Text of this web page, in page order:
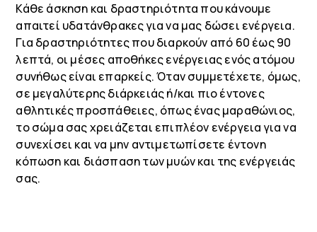
Κάθε άσκηση και δραστηριότητα που κάνουμε
απαιτεί υδατάνθρακες για να μας δώσει ενέργεια.
Για δραστηριότητες που διαρκούν από 60 έως 90
λεπτά, οι μέσες αποθήκες ενέργειας ενός ατόμου
συνήθως είναι επαρκείς. Όταν συμμετέχετε, όμως,
σε μεγαλύτερης διάρκειάς ή/και πιο έντονες
αθλητικές προσπάθειες, όπως ένας μαραθώνιος,
το σώμα σας χρειάζεται επιπλέον ενέργεια για να
συνεχίσει και να μην αντιμετωπίσετε έντονη
κόπωση και διάσπαση των μυών και της ενέργειάς
σας.